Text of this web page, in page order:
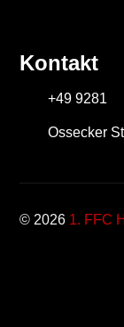
Kontakt
+49 9281
Ossecker
© 2026 1. FFC